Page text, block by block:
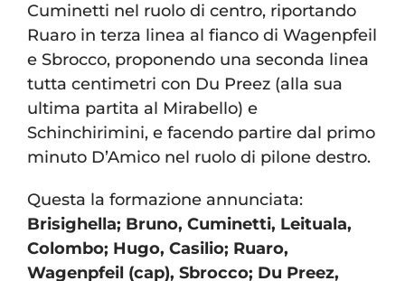
Cuminetti nel ruolo di centro, riportando
Ruaro in terza linea al fianco di Wagenpfeil
e Sbrocco, proponendo una seconda linea
tutta centimetri con Du Preez (alla sua
ultima partita al Mirabello) e
Schinchirimini, e facendo partire dal primo
minuto D’Amico nel ruolo di pilone destro.
Questa la formazione annunciata:
Brisighella; Bruno, Cuminetti, Leituala,
Colombo; Hugo, Casilio; Ruaro,
Wagenpfeil (cap), Sbrocco; Du Preez,